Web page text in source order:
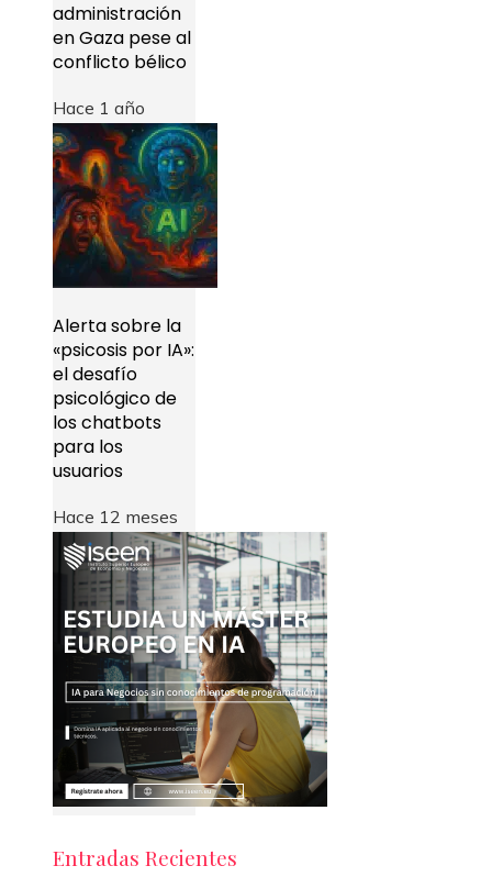
administración
en Gaza pese al
conflicto bélico
Hace 1 año
Alerta sobre la
«psicosis por IA»:
el desafío
psicológico de
los chatbots
para los
usuarios
Hace 12 meses
Entradas Recientes